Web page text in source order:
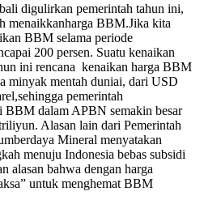
digulirkan pemerintah tahun ini,
menaikkanharga BBM.Jika kita
BBM selama periode
200 persen. Suatu kenaikan
ini rencana kenaikan harga BBM
minyak mentah duniai, dari USD
pemerintah
BBM dalam APBN semakin besar
Alasan lain dari Pemerintah
Mineral menyatakan
menuju Indonesia bebas subsidi
alasan bahwa dengan harga
untuk menghemat BBM